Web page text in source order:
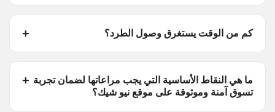
كم من الوقت يستغرق وصول الطرد؟
ما هي النقاط الأساسية التي يجب مراعاتها لضمان تجربة
تسوق آمنة وموثوقة على موقع نيو شيك؟